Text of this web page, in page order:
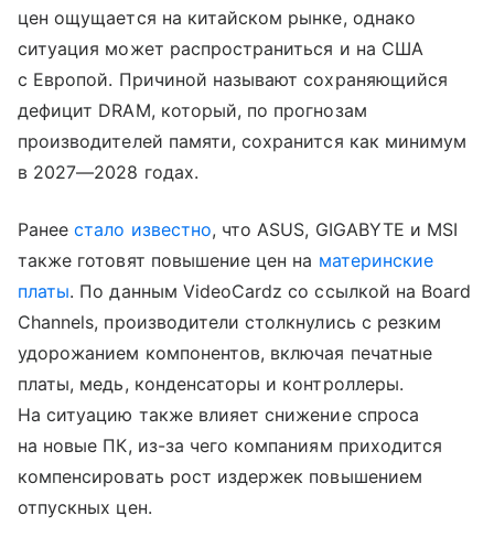
цен ощущается на китайском рынке, однако
ситуация может распространиться и на США
с Европой. Причиной называют сохраняющийся
дефицит DRAM, который, по прогнозам
производителей памяти, сохранится как минимум
в 2027—2028 годах.
Ранеестало известно, что ASUS, GIGABYTE и MSI
также готовят повышение цен на материнские
платы. По данным VideoCardz со ссылкой на Board
Channels, производители столкнулись с резким
удорожанием компонентов, включая печатные
платы, медь, конденсаторы и контроллеры.
На ситуацию также влияет снижение спроса
на новые ПК, из-за чего компаниям приходится
компенсировать рост издержек повышением
отпускных цен.